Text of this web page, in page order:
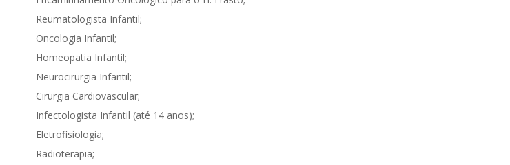
Reumatologista Infantil;
Oncologia Infantil;
Homeopatia Infantil;
Neurocirurgia Infantil;
Cirurgia Cardiovascular;
Infectologista Infantil (até 14 anos);
Eletrofisiologia;
Radioterapia;